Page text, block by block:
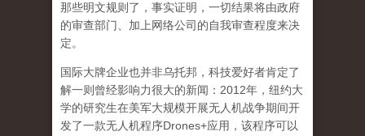
那些明文规则了，事实证明， 一切结果将由政府
的审查部门、加上网络公司的自我审查程度来决
定。
国际大牌企业也并非乌托邦，科技爱好者肯定了
解一则曾经影响力很大的新闻： 2012年，纽约大
学的研究生在美军大规模开展无人机战争期间开
发了一款无人机程序Drones+应用，该程序可以